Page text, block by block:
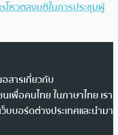
โหวตลงมติในการประชุมผู้
สารเกี่ยวกับ
เพื่อคนไทย ในภาษาไทย เรา
บบอร์ดต่างประเทศและนำมา